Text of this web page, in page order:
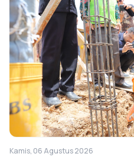
Kamis, 06 Agustus 2026